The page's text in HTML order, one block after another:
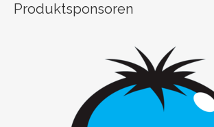
Produktsponsoren